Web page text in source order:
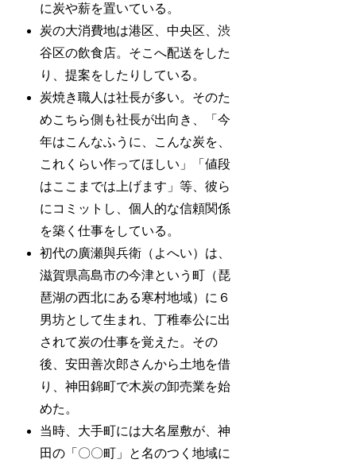
に炭や薪を置いている。
炭の大消費地は港区、中央区、渋
谷区の飲食店。そこへ配送をした
り、提案をしたりしている。
炭焼き職人は社長が多い。そのた
めこちら側も社長が出向き、「今
年はこんなふうに、こんな炭を、
これくらい作ってほしい」「値段
はここまでは上げます」等、彼ら
にコミットし、個人的な信頼関係
を築く仕事をしている。
初代の廣瀬與兵衛（よへい）は、
滋賀県高島市の今津という町（琵
琶湖の西北にある寒村地域）に６
男坊として生まれ、丁稚奉公に出
されて炭の仕事を覚えた。その
後、安田善次郎さんから土地を借
り、神田錦町で木炭の卸売業を始
めた。
当時、大手町には大名屋敷が、神
田の「〇〇町」と名のつく地域に